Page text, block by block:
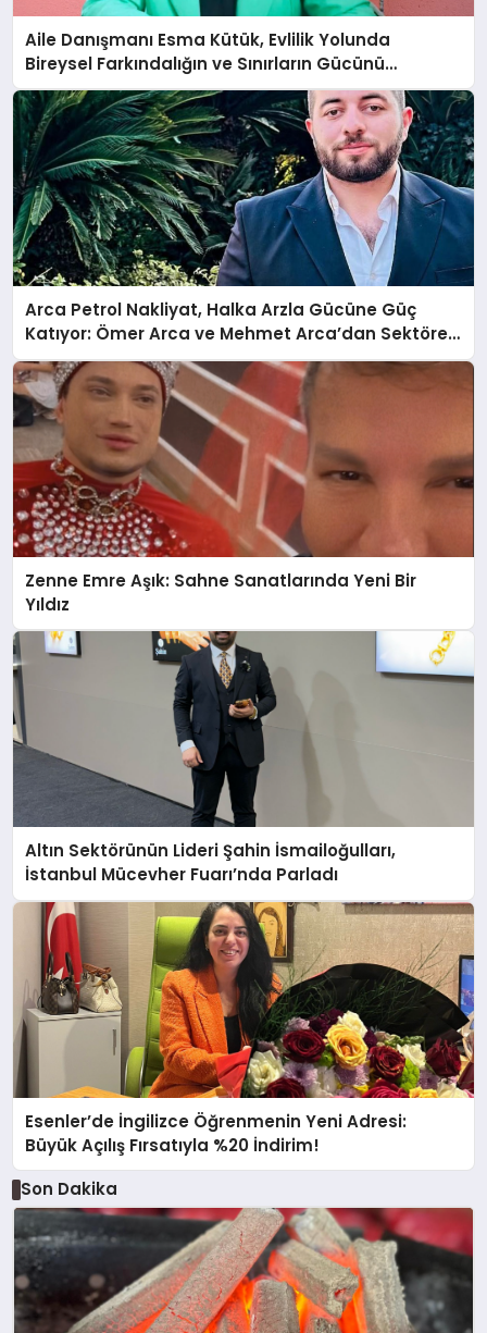
Aile Danışmanı Esma Kütük, Evlilik Yolunda
Bireysel Farkındalığın ve Sınırların Gücünü
Anlatıyor
Arca Petrol Nakliyat, Halka Arzla Gücüne Güç
Katıyor: Ömer Arca ve Mehmet Arca’dan Sektöre
Güçlü Yatırım
Zenne Emre Aşık: Sahne Sanatlarında Yeni Bir
Yıldız
Altın Sektörünün Lideri Şahin İsmailoğulları,
İstanbul Mücevher Fuarı’nda Parladı ￼
Esenler’de İngilizce Öğrenmenin Yeni Adresi:
Büyük Açılış Fırsatıyla %20 İndirim!
Son Dakika